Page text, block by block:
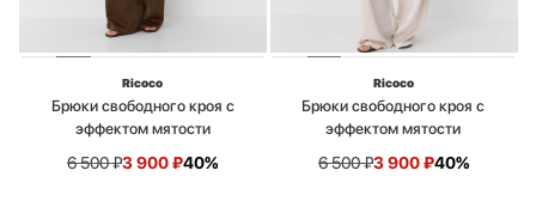
Ricoco
Брюки свободного кроя с
эффектом мятости
6 500₽3 900₽40%
Ricoco
Брюки свободного кроя с
эффектом мятости
6 500₽3 900₽40%